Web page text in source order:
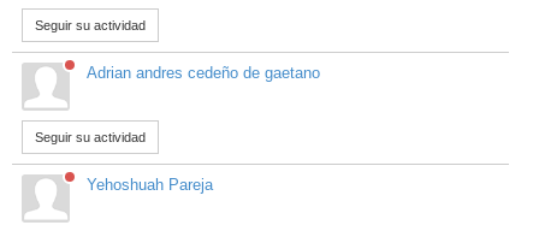
VKTV
vLearn
vTalk
vKonnect
vKontact
Seguir su actividad
Adrian andres cedeño de gaetano
Seguir su actividad
Yehoshuah Pareja